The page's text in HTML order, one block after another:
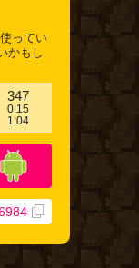
ってい
かもし
347
0:15
1:04